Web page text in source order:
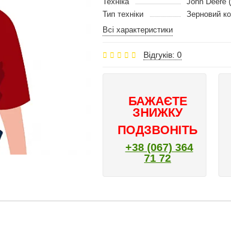
Тип техніки
Зерновий
Всі характеристики
Відгуків: 0
БАЖАЄТЕ
ЗНИЖКУ
ПОДЗВОНІТЬ
+38 (067) 364
71 72